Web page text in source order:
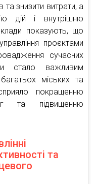
та знизити витрати, а
дій і внутрішню
показують, що
проєктами
сучасних
стало важливим
міських та
покращенню
та підвищенню
та